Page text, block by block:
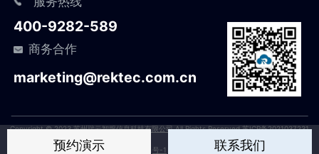
400-9282-589
商务合作
marketing@rektec.com.cn
Copyright © 2023 苏州瑞云智服信息科技有限公司 All Rights Reserved 苏ICP备2021037231
号-1
预约演示 联系我们